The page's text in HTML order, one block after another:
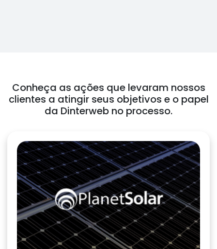
Conheça as ações que levaram nossos
clientes a atingir seus objetivos e o papel
da Dinterweb no processo.